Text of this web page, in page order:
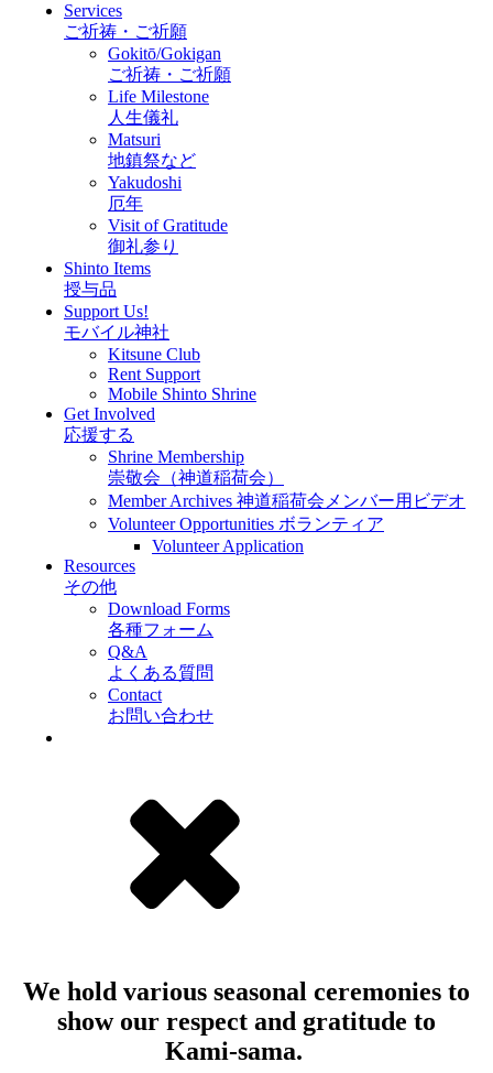
Services
ご祈祷・ご祈願
Gokitō/Gokigan
ご祈祷・ご祈願
Life Milestone
人生儀礼
Matsuri
地鎮祭など
Yakudoshi
厄年
Visit of Gratitude
御礼参り
Shinto Items
授与品
Support Us!
モバイル神社
Kitsune Club
Rent Support
Mobile Shinto Shrine
Get Involved
応援する
Shrine Membership
崇敬会（神道稲荷会）
Member Archives 神道稲荷会メンバー用ビデオ
Volunteer Opportunities ボランティア
Volunteer Application
Resources
その他
Download Forms
各種フォーム
Q&A
よくある質問
Contact
お問い合わせ
We hold various seasonal ceremonies to
show our respect and gratitude to
Kami-sama.